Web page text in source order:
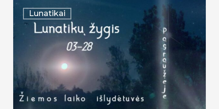
Lunatikai
Lunatykų
žygis
|
28